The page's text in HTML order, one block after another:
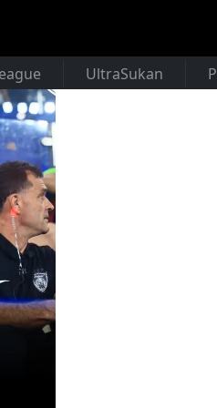
UltraSukan